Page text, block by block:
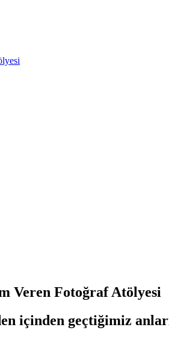
Veren Fotoğraf Atölyesi
içinden geçtiğimiz